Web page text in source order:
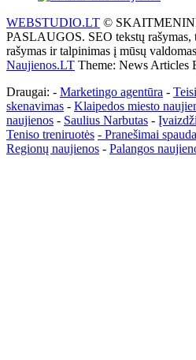
WEBSTUDIO.LT ©
PASLAUGOS. SEO tekstų rašymas,
rašymas ir talpinimas į mūsų
Naujienos.LT Theme: News Articles
Draugai: - Marketingo agentūra -
skenavimas - Klaipedos miesto
naujienos - Saulius Narbutas -
Teniso treniruotės - Pranešimai
Regionų naujienos - Palangos